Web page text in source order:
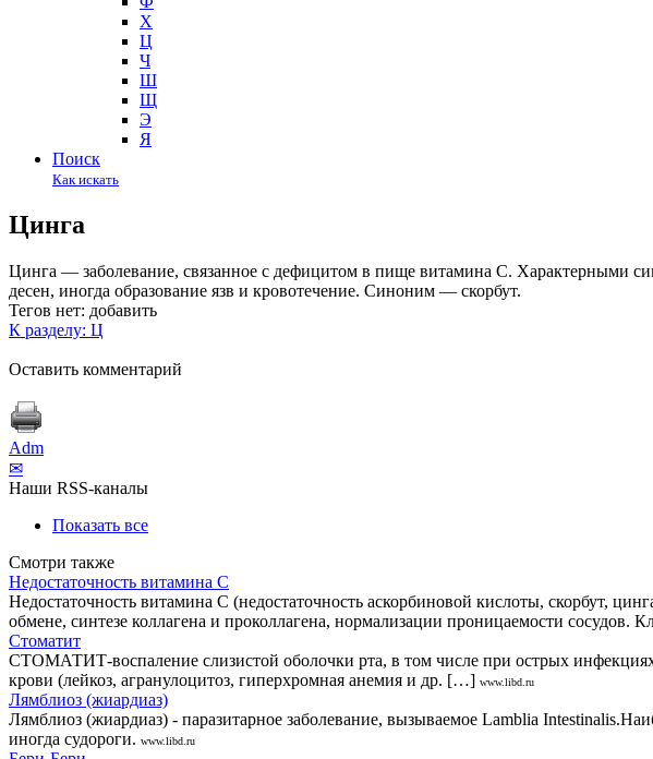
Х
Ц
Ч
Ш
Щ
Э
Я
Поиск
Как искать
Цинга
Цинга — заболевание, связанное с дефицитом в пище витамина С. Характерными
десен, иногда образование язв и кровотечение. Синоним — скорбут.
Тегов нет: добавить
К разделу: Ц
Оставить комментарий
Adm
✉
Наши RSS-каналы
Показать все
Смотри также
Недостаточность витамина С
Недостаточность витамина С (недостаточность аскорбиновой кислоты, скорбут,
обмене, синтезе коллагена и проколлагена, нормализации проницаемости сосудов.
Стоматит
СТОМАТИТ-воспаление слизистой оболочки рта, в том числе при острых
крови (лейкоз, агранулоцитоз, гиперхромная анемия и др. […] www.libd.ru
Лямблиоз (жиардиаз)
Лямблиоз (жиардиаз) - паразитарное заболевание, вызываемое Lamblia
иногда судороги. www.libd.ru